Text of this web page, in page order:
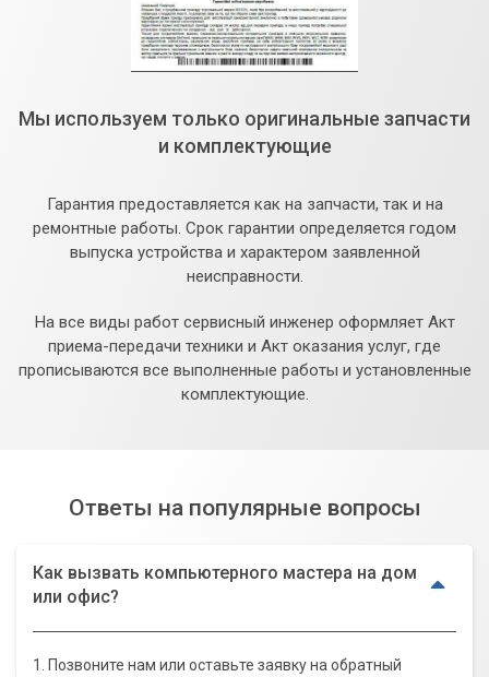
Мы используем только оригинальные запчасти
и комплектующие
Гарантия предоставляется как на запчасти, так и на
ремонтные работы. Срок гарантии определяется годом
выпуска устройства и характером заявленной
неисправности.
На все виды работ сервисный инженер оформляет Акт
приема-передачи техники и Акт оказания услуг, где
прописываются все выполненные работы и установленные
комплектующие.
Ответы на популярные вопросы
Как вызвать компьютерного мастера на дом
или офис?
1. Позвоните нам или оставьте заявку на обратный